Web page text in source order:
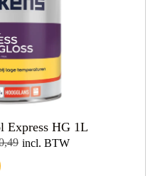
Express HG 1L
incl. BTW